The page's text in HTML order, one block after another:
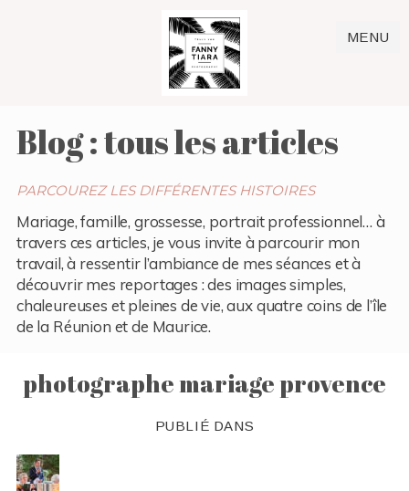
MENU
Blog : tous les articles
PARCOUREZ LES DIFFÉRENTES HISTOIRES
Mariage, famille, grossesse, portrait professionnel… à
travers ces articles, je vous invite à parcourir mon
travail, à ressentir l’ambiance de mes séances et à
découvrir mes reportages : des images simples,
chaleureuses et pleines de vie, aux quatre coins de l’île
de la Réunion et de Maurice.
photographe mariage provence
PUBLIÉ DANS